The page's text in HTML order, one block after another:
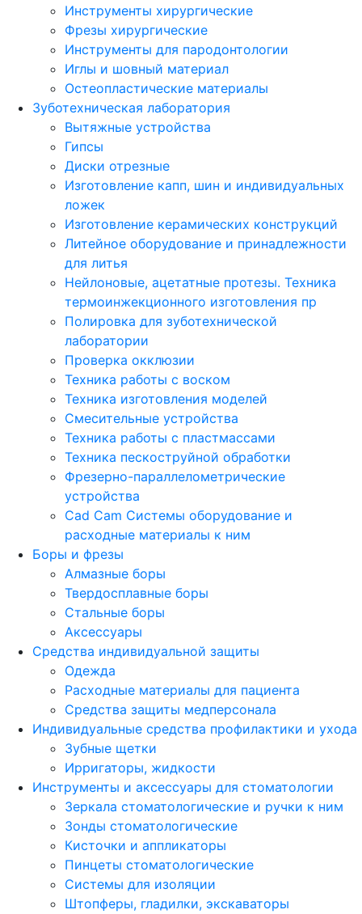
Инструменты хирургические
Фрезы хирургические
Инструменты для пародонтологии
Иглы и шовный материал
Остеопластические материалы
Зуботехническая лаборатория
Вытяжные устройства
Гипсы
Диски отрезные
Изготовление капп, шин и индивидуальных
ложек
Изготовление керамических конструкций
Литейное оборудование и принадлежности
для литья
Нейлоновые, ацетатные протезы. Техника
термоинжекционного изготовления пр
Полировка для зуботехнической
лаборатории
Проверка окклюзии
Техника работы с воском
Техника изготовления моделей
Смесительные устройства
Техника работы с пластмассами
Техника пескоструйной обработки
Фрезерно-параллелометрические
устройства
Cad Cam Системы оборудование и
расходные материалы к ним
Боры и фрезы
Алмазные боры
Твердосплавные боры
Стальные боры
Аксессуары
Средства индивидуальной защиты
Одежда
Расходные материалы для пациента
Средства защиты медперсонала
Индивидуальные средства профилактики и ухода
Зубные щетки
Ирригаторы, жидкости
Инструменты и аксессуары для стоматологии
Зеркала стоматологические и ручки к ним
Зонды стоматологические
Кисточки и аппликаторы
Пинцеты стоматологические
Системы для изоляции
Штопферы, гладилки, экскаваторы